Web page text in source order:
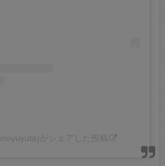
がシェアした投稿